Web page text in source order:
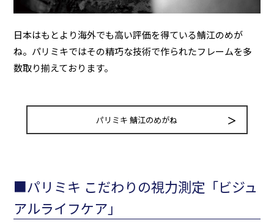
日本はもとより海外でも高い評価を得ている鯖江のめが
ね。パリミキではその精巧な技術で作られたフレームを多
数取り揃えております。
パリミキ 鯖江のめがね
■パリミキ こだわりの視力測定「ビジュ
アルライフケア」